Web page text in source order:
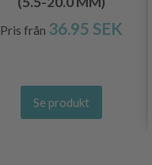
Pris från 36.95 SEK
Se produkt